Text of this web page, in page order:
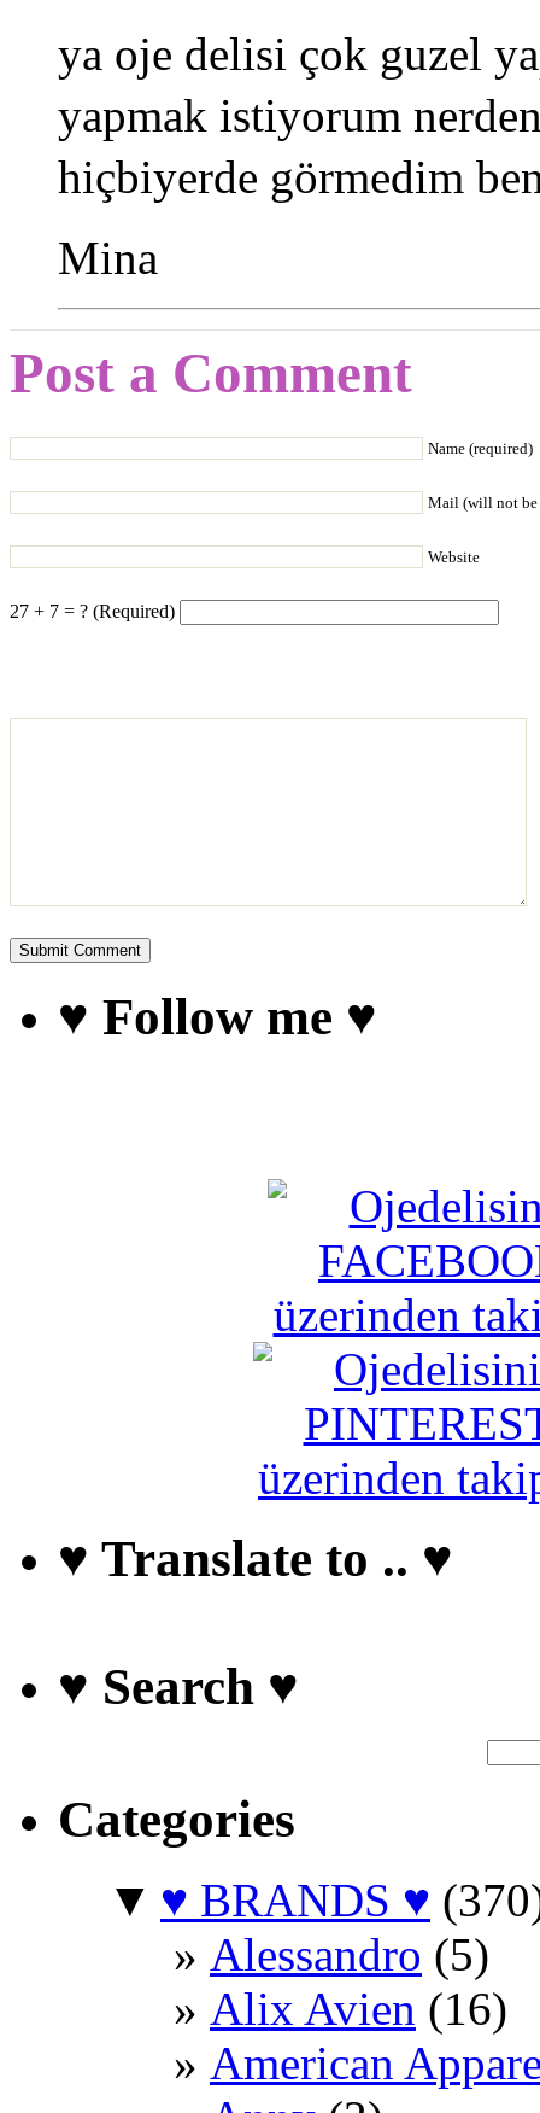
ya oje delisi çok guzel
yapmak istiyorum
hiçbiyerde görmedim
Mina
Post a Comment
Name (required)
Mail (will not be
Website
27 + 7 = ? (Required)
♥ Follow me ♥
♥ Translate to .. ♥
♥ Search ♥
Categories
▼ ♥ BRANDS ♥
Alessandro (5)
Alix Avien (16)
American